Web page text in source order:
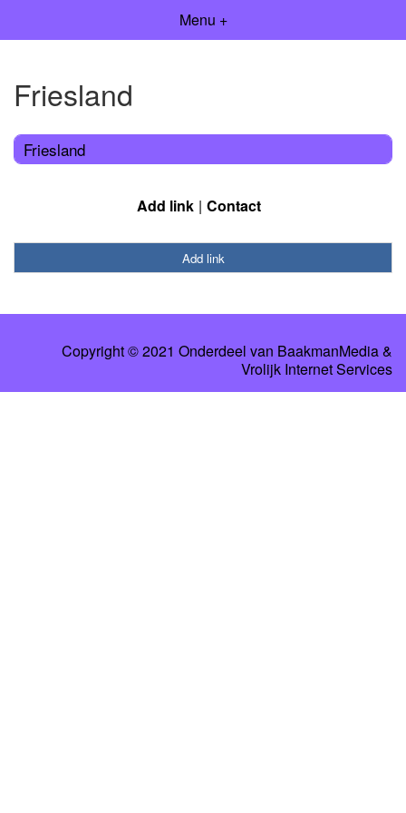
Menu +
Friesland
Friesland
Add link Contact
Add link
Copyright © 2021 Onderdeel van BaakmanMedia&
Vrolijk Internet Services